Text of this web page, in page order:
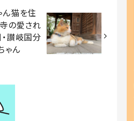
ん猫を住
の愛され
讃岐国分
ゃん